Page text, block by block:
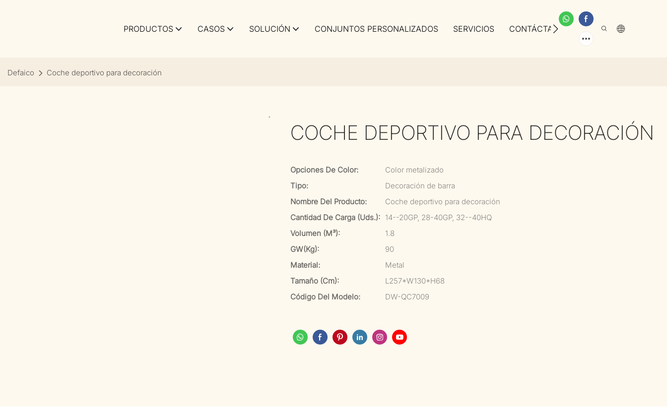
PRODUCTOS CASOS SOLUCIÓN CONJUNTOS PERSONALIZADOS SERVICIOS CONTÁCTANOS SOBRE NOSOTROS
Defaico Coche deportivo para decoración
COCHE DEPORTIVO PARA DECORACIÓN
Opciones De Color:
Color metalizado
Tipo:
Decoración de barra
Nombre Del Producto:
Coche deportivo para decoración
Cantidad De Carga (uds.): 14--20GP, 28-40GP, 32--40HQ
Volumen (m³):
1.8
GW(kg):
90
Material:
Metal
Tamaño (cm):
L257*W130*H68
Código Del Modelo:
DW-QC7009